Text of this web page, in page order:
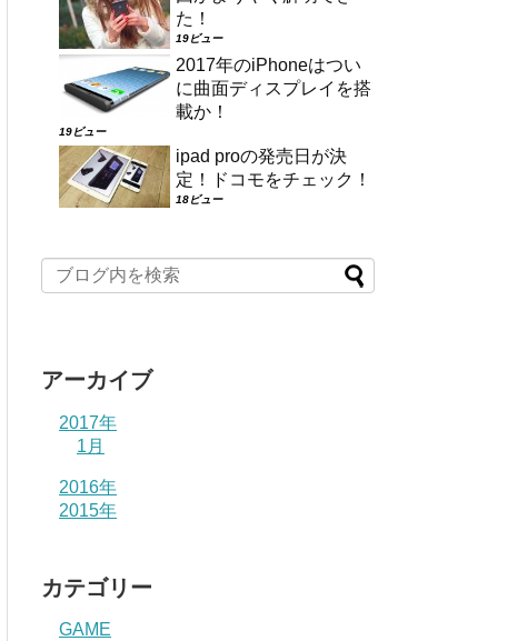
た！
19ビュー
2017年のiPhoneはつい
に曲面ディスプレイを搭
載か！
19ビュー
ipad proの発売日が決
定！ドコモをチェック！
18ビュー
アーカイブ
2017年
1月
2016年
2015年
カテゴリー
GAME